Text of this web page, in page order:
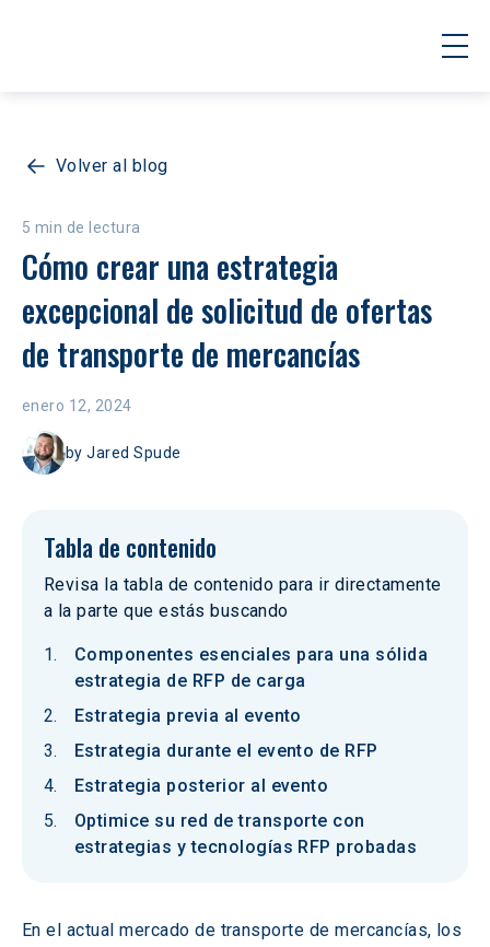
Volver al blog
5 min de lectura
Cómo crear una estrategia
excepcional de solicitud de ofertas
de transporte de mercancías
enero 12, 2024
byJared Spude
Tabla de contenido
Revisa la tabla de contenido para ir directamente
a la parte que estás buscando
Componentes esenciales para una sólida
estrategia de RFP de carga
Estrategia previa al evento
Estrategia durante el evento de RFP
Estrategia posterior al evento
Optimice su red de transporte con
estrategias y tecnologías RFP probadas
En el actual mercado de transporte de mercancías, los